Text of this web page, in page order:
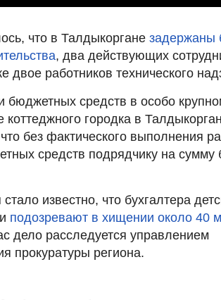
что в Талдыкоргане задержаны
, два действующих
двое работников технического
бюджетных средств в особо
коттеджного городка в
без фактического выполнения
средств подрядчику на сумму
известно, что бухгалтера
подозревают в хищении около 40
дело расследуется управлением
прокуратуры региона.